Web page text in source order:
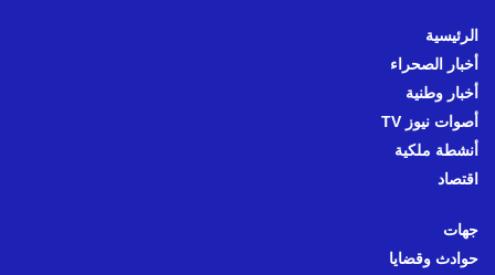
الرئيسية
أخبار الصحراء
أخبار وطنية
أصوات نيوز TV
أنشطة ملكية
اقتصاد
جهات
حوادث وقضايا